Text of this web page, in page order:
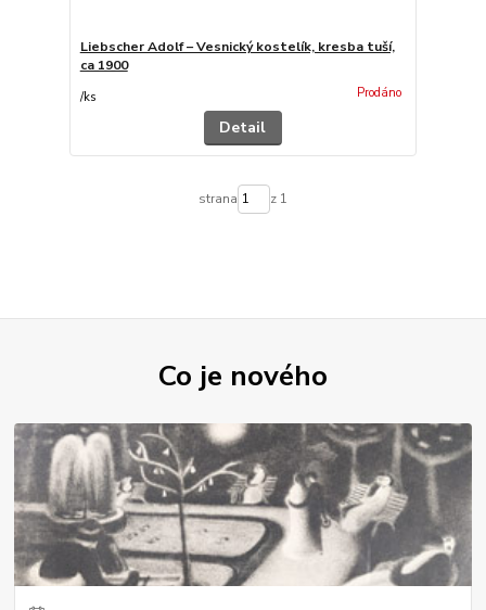
Liebscher Adolf – Vesnický kostelík, kresba tuší,
ca 1900
/ks Prodáno
Detail
strana z 1
Co je nového